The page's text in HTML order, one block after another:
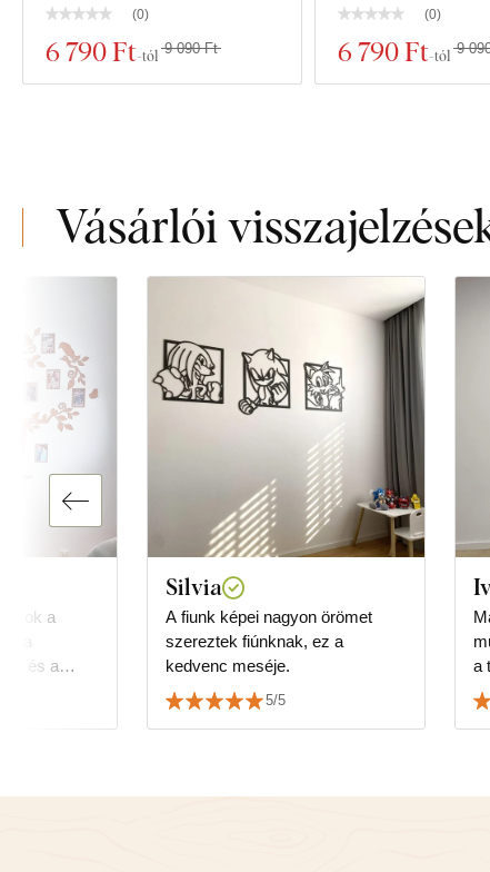
(0)
6 790 Ft-tól 9 090 Ft
(0)
6 790 Ft-tól 9
Vásárlói
a
és a
Silvia
A fiunk képei nagyon örömet
szereztek fiúnknak, ez a
kedvenc meséje.
5/5
a